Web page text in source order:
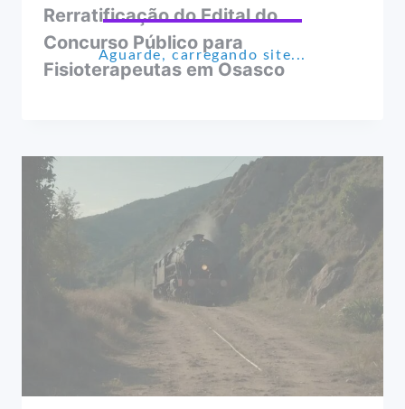
Aguarde, carregando site...
Rerratificação do Edital do
Concurso Público para
Fisioterapeutas em Osasco